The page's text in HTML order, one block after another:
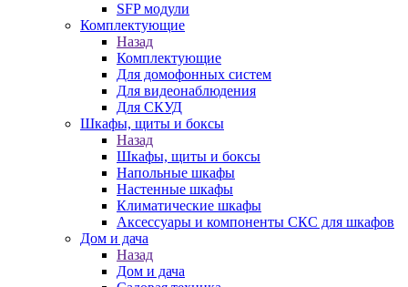
SFP модули
Комплектующие
Назад
Комплектующие
Для домофонных систем
Для видеонаблюдения
Для СКУД
Шкафы, щиты и боксы
Назад
Шкафы, щиты и боксы
Напольные шкафы
Настенные шкафы
Климатические шкафы
Аксессуары и компоненты СКС для шкафов
Дом и дача
Назад
Дом и дача